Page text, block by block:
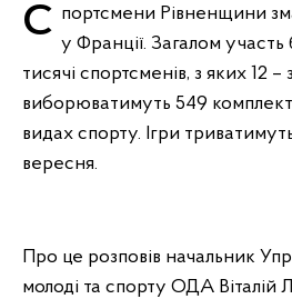
Спортсмени Рівненщини змагатимуться на іграх у Франції. Загалом
тисячі спортсменів, з яких 12
виборюватимуть 549
видах спорту. Ігри
вересня.
Про це розповів начальник
молоді та спорту ОДА Віталій